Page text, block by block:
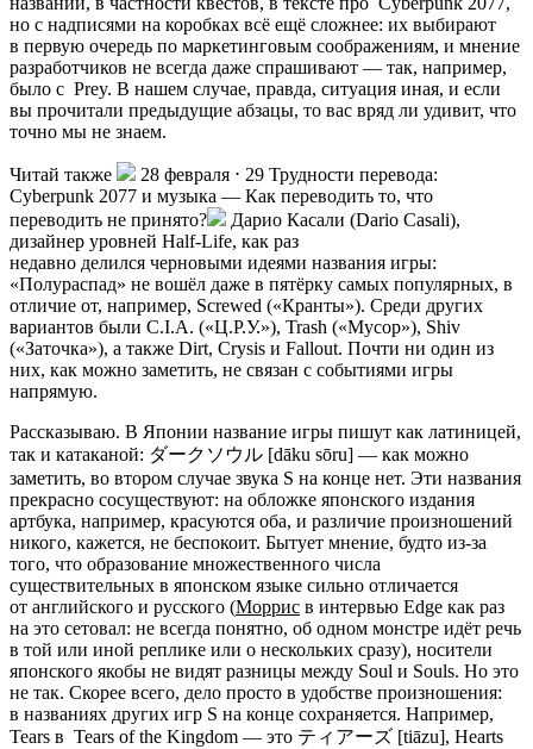
но с надписями на коробках всё ещё сложнее: их выбирают
в первую очередь по маркетинговым соображениям, и мнение
разработчиков не всегда даже спрашивают — так, например,
было с Prey. В нашем случае, правда, ситуация иная, и если
вы прочитали предыдущие абзацы, то вас вряд ли удивит, что
точно мы не знаем.
Читай также
28 февраля ⋅ 29 Трудности перевода:
Cyberpunk 2077 и музыка — Как переводить то, что
переводить не принято?
Дарио Касали (Dario Casali),
дизайнер уровней Half-Life, как раз
недавно делился черновыми идеями названия игры:
«Полураспад» не вошёл даже в пятёрку самых популярных, в
отличие от, например, Screwed («Кранты»). Среди других
вариантов были C.I.A. («Ц.Р.У.»), Trash («Мусор»), Shiv
(«Заточка»), а также Dirt, Crysis и Fallout. Почти ни один из
них, как можно заметить, не связан с событиями игры
напрямую.
Рассказываю. В Японии название игры пишут как латиницей,
так и катаканой: ダークソウル [dāku sōru] — как можно
заметить, во втором случае звука S на конце нет. Эти названия
прекрасно сосуществуют: на обложке японского издания
артбука, например, красуются оба, и различие произношений
никого, кажется, не беспокоит. Бытует мнение, будто из-за
того, что образование множественного числа
существительных в японском языке сильно отличается
от английского и русского (Моррис в интервью Edge как раз
на это сетовал: не всегда понятно, об одном монстре идёт речь
в той или иной реплике или о нескольких сразу), носители
японского якобы не видят разницы между Soul и Souls. Но это
не так. Скорее всего, дело просто в удобстве произношения:
в названиях других игр S на конце сохраняется. Например,
Tears в Tears of the Kingdom — это ティアーズ [tiāzu], Hearts